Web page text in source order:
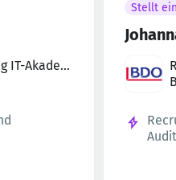
IT-Akadem
Stellt